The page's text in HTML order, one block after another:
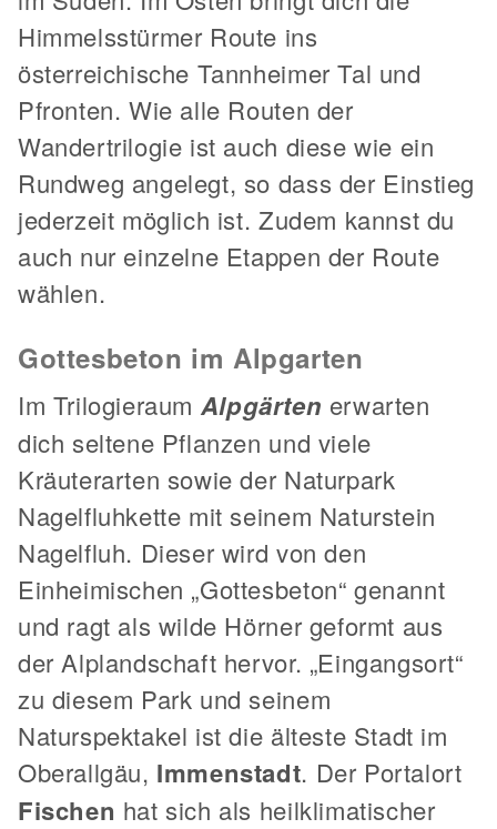
Himmelsstürmer Route ins
österreichische Tannheimer Tal und
Pfronten. Wie alle Routen der
Wandertrilogie ist auch diese wie ein
Rundweg angelegt, so dass der Einstieg
jederzeit möglich ist. Zudem kannst du
auch nur einzelne Etappen der Route
wählen.
Gottesbeton im Alpgarten
Im Trilogieraum Alpgärten erwarten
dich seltene Pflanzen und viele
Kräuterarten sowie der Naturpark
Nagelfluhkette mit seinem Naturstein
Nagelfluh. Dieser wird von den
Einheimischen „Gottesbeton“ genannt
und ragt als wilde Hörner geformt aus
der Alplandschaft hervor. „Eingangsort“
zu diesem Park und seinem
Naturspektakel ist die älteste Stadt im
Oberallgäu, Immenstadt. Der Portalort
Fischen hat sich als heilklimatischer